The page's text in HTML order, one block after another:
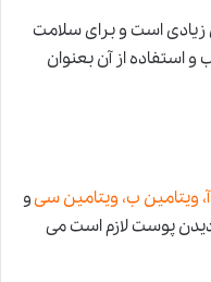
است و برای سلامت
واستفاده از آن بعنوان
ویتامین ب، ویتامین سیو
پوست لازم است می